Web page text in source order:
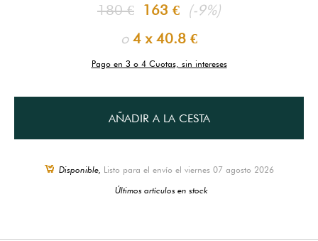
180 € 163 € (-9%)
o4 x 40.8 €
Pago en 3 o 4 Cuotas, sin intereses
AÑADIR A LA CESTA
Disponible, Listo para el envío el viernes 07 agosto 2026
Últimos artículos en stock